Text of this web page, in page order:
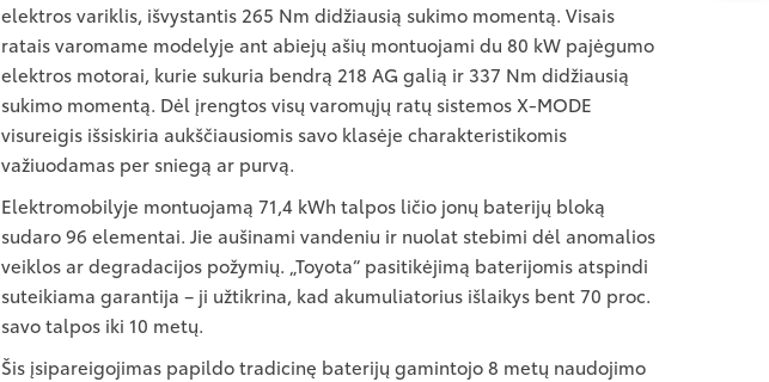
elektros variklis, išvystantis 265 Nm didžiausią sukimo momentą. Visais
ratais varomame modelyje ant abiejų ašių montuojami du 80 kW pajėgumo
elektros motorai, kurie sukuria bendrą 218 AG galią ir 337 Nm didžiausią
sukimo momentą. Dėl įrengtos visų varomųjų ratų sistemos X-MODE
visureigis išsiskiria aukščiausiomis savo klasėje charakteristikomis
važiuodamas per sniegą ar purvą.
Elektromobilyje montuojamą 71,4 kWh talpos ličio jonų baterijų bloką
sudaro 96 elementai. Jie aušinami vandeniu ir nuolat stebimi dėl anomalios
veiklos ar degradacijos požymių. „Toyota“ pasitikėjimą baterijomis atspindi
suteikiama garantija – ji užtikrina, kad akumuliatorius išlaikys bent 70 proc.
savo talpos iki 10 metų.
Šis įsipareigojimas papildo tradicinę baterijų gamintojo 8 metų naudojimo